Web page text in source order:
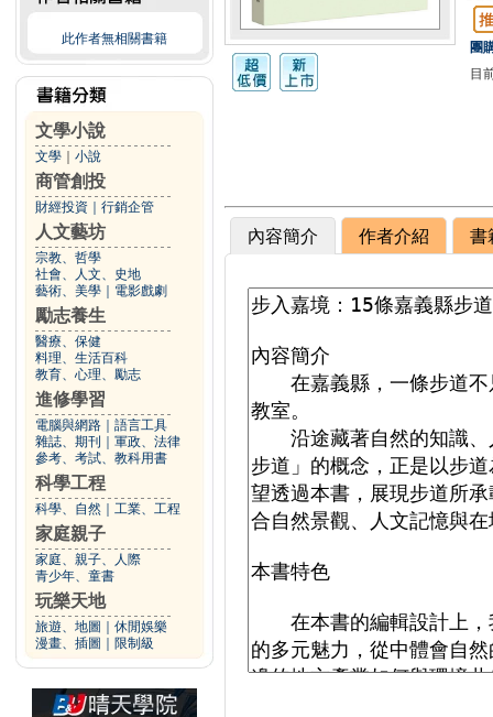
此作者無相關書籍
文學小說
文學 小說
商管創投
財經投資 行銷企管
人文藝坊
宗教、哲學
社會、人文、史地
藝術、美學
電影戲劇
勵志養生
醫療、保健
料理、生活百科
教育、心理、勵志
進修學習
電腦與網路
語言工具
雜誌、期刊
軍政、法律
參考、考試、教科用書
科學工程
科學、自然 工業、工程
家庭親子
家庭、親子、人際
青少年、童書
玩樂天地
旅遊、地圖
休閒娛樂
漫畫、插圖
限制級
團
目
內容簡介 作者介紹 書